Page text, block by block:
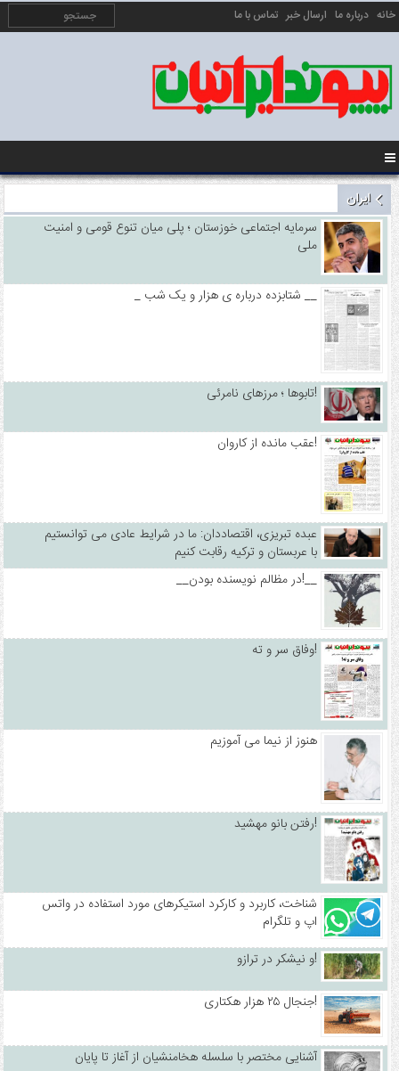
خانه درباره ما ارسال خبر تماس با ما
ایران
سرمایه اجتماعی خوزستان ؛ پلی میان تنوع قومی و امنیت
ملی
_ شتابزده درباره ی هزار و یک شب __
تابوها ؛ مرزهای نامرئی!
عقب مانده از کاروان!
عبده تبریزی، اقتصاددان: ما در شرایط عادی می توانستیم
با عربستان و ترکیه رقابت کنیم
__در مظالم نویسنده بودن!__
وفاق سر و ته!
هنوز از نیما می آموزیم
رفتن بانو مهشید!
شناخت، کاربرد و کارکرد استیکرهای مورد استفاده در واتس
اپ و تلگرام
و نیشکر در ترازو!
جنجال ۲۵ هزار هکتاری!
آشنایی مختصر با سلسله هخامنشیان از آغاز تا پایان